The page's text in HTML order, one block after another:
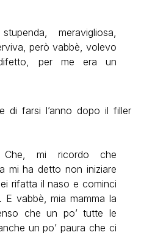
meravigliosa,
però vabbè, volevo
per me era un
di farsi l’anno dopo il filler
mi ricordo che
mi ha detto non iniziare
rifatta il naso e cominci
vabbè, mia mamma la
che un po’ tutte le
un po’ paura che ci